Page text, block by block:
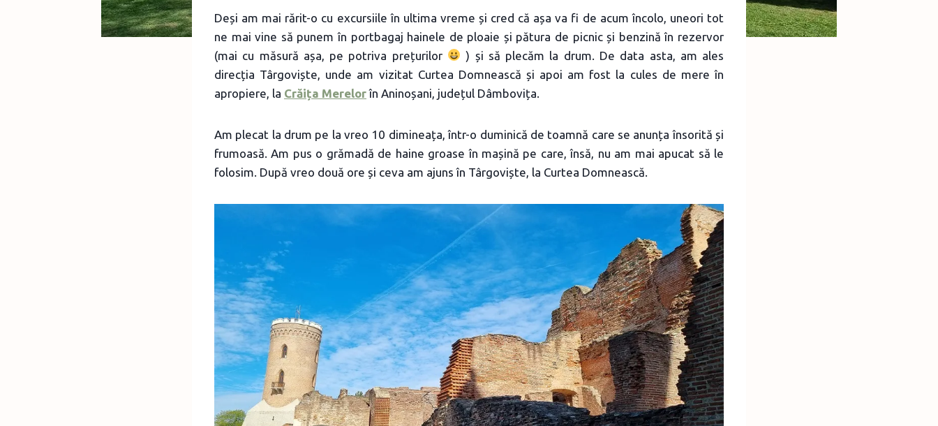
Deși am mai rărit-o cu excursiile în ultima vreme și cred că așa va fi de acum încolo, uneori tot
ne mai vine să punem în portbagaj hainele de ploaie și pătura de picnic și benzină în rezervor
(mai cu măsură așa, pe potriva prețurilor
) și să plecăm la drum. De data asta, am ales
direcția Târgoviște, unde am vizitat Curtea Domnească și apoi am fost la cules de mere în
apropiere, la Crăița Merelorîn Aninoșani, județul Dâmbovița.
Am plecat la drum pe la vreo 10 dimineața, într-o duminică de toamnă care se anunța însorită și
frumoasă. Am pus o grămadă de haine groase în mașină pe care, însă, nu am mai apucat să le
folosim. După vreo două ore și ceva am ajuns în Târgoviște, la Curtea Domnească.